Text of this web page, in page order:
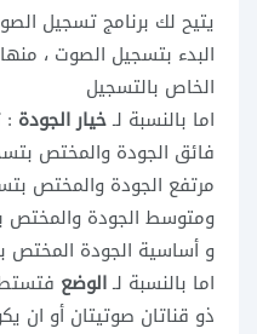
يتيح لك برنامج تسجيل
البدء بتسجيل الصوت ،
الخاص بالتسجيل
اما بالنسبة لـخيار الجودة :
فائق الجودة والمختص
مرتفع الجودة والمختص
ومتوسط الجودة والمختص
و أساسية الجودة
اما بالنسبة لـالوضع
ذو قناتان صوتيتان أو ان